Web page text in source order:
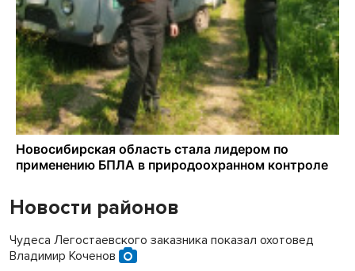
Новости районов
Чудеса Легостаевского заказника показал охотовед
Владимир Коченов